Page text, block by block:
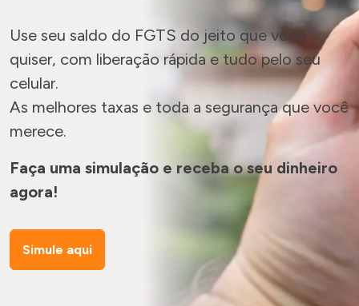
Use seu saldo do FGTS do jeito que você
quiser, com liberação rápida e tudo pelo seu
celular.
As melhores taxas e toda a segurança que você
merece.
Faça uma simulação e receba o seu dinheiro
agora!
Simule aqui